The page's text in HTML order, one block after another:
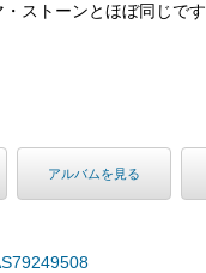
ストーンとほぼ同じです
アルバムを見る